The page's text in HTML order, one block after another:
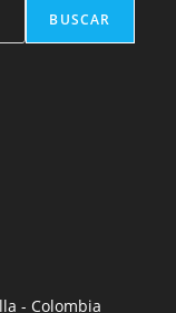
BUSCAR
- Colombia